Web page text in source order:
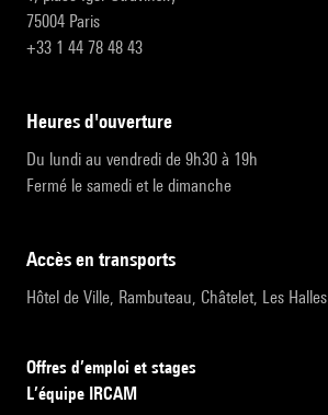
75004 Paris
+33 1 44 78 48 43
heures d'ouverture
Du lundi au vendredi de 9h30 à 19h
Fermé le samedi et le dimanche
accès en transports
Hôtel de Ville, Rambuteau, Châtelet, Les Halles
Offres d’emploi et stages
L’équipe IRCAM